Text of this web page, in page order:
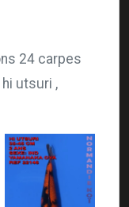
24 carpes
utsuri ,